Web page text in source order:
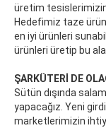
üretim
Hedefimiz taze
en iyi ürünleri
ürünleri üretip bu
ŞARKÜTERİ DE
Sütün dışında
yapacağız. Yeni
marketlerimizin